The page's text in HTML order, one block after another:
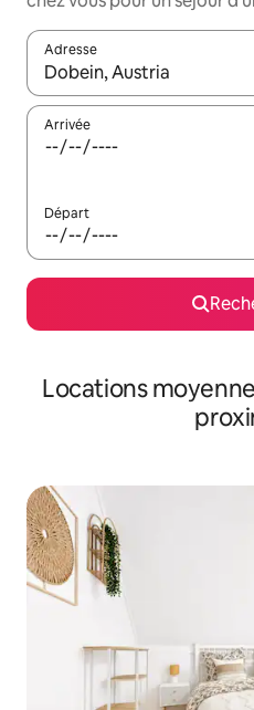
Adresse
Lorsque les résultats
Arrivée
Départ
Locations